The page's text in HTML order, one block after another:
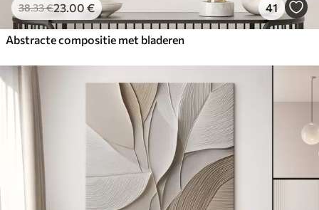
38.33€23.00 € 41
Abstracte compositie met bladeren